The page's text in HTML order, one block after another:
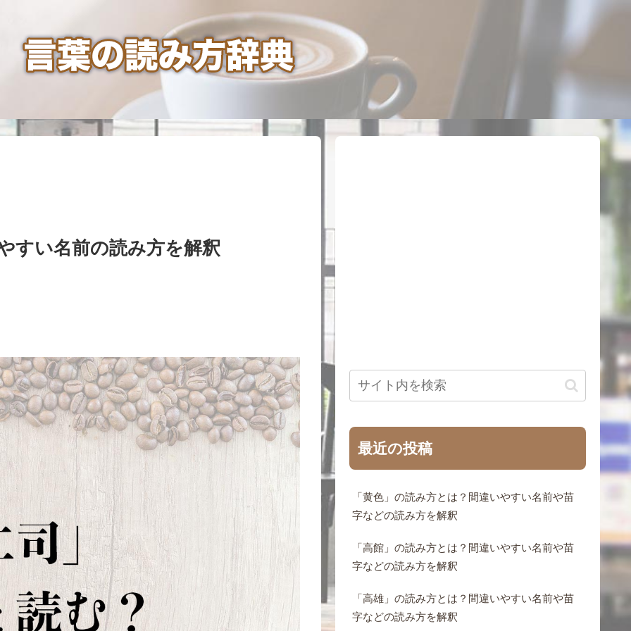
すい名前の読み方を解釈
最近の投稿
「黄色」の読み方とは？間違いやすい名前や苗
字などの読み方を解釈
「高館」の読み方とは？間違いやすい名前や苗
字などの読み方を解釈
「高雄」の読み方とは？間違いやすい名前や苗
字などの読み方を解釈